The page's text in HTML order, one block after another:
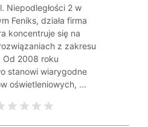
Niepodległości 2 w
Feniks, działa firma
koncentruje się na
z zakresu
Od 2008 roku
stanowi wiarygodne
oświetleniowych, ...